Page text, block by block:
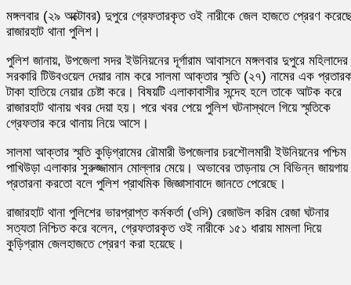
মঙ্গলবার (২৯ অক্টোবর) দুপুরে গ্রেফতারকৃত ওই নারীকে জেল হাজতে প্রেরণ
রাজারহাট থানা পুলিশ।
পুলিশ জানায়, উপজেলা সদর ইউনিয়নের দূর্গারাম আবাসনে মঙ্গলবার দুপুরে মহিলাদের
সরকারি টিউবওয়েল দেয়ার নাম করে সালমা আক্তার স্মৃতি (২৭) নামের এক
টাকা হাতিয়ে নেয়ার চেষ্টা করে। বিষয়টি এলাকাবাসীর সন্দেহ হলে তাকে আটক করে
রাজারহাট থানায় খবর দেয়া হয়। পরে খবর পেয়ে পুলিশ ঘটনাস্থলে গিয়ে স্মৃতিকে
গ্রেফতার করে থানায় নিয়ে আসে।
সালমা আক্তার স্মৃতি কুড়িগ্রামের রৌমারী উপজেলার চরশৌলমারী ইউনিয়নের পশ্চিম
পাখিউড়া এলাকার সুরুজ্জামান মোল্লার মেয়ে। অভাবের তাড়নায় সে বিভিন্ন জায়গায়
প্রতারনা করতো বলে পুলিশ প্রাথমিক জিজ্ঞাসাবাদে জানতে পেরেছে।
রাজারহাট থানা পুলিশের ভারপ্রাপ্ত কর্মকর্তা (ওসি) রেজাউল করিম রেজা ঘটনার
সত্যতা নিশ্চিত করে বলেন, গ্রেফতারকৃত ওই নারীকে ১৫১ ধারায় মামলা দিয়ে
কুড়িগ্রাম জেলহাজতে প্রেরণ করা হয়েছে।